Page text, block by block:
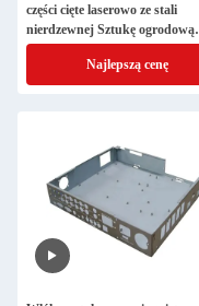
części cięte laserowo ze stali
nierdzewnej Sztukę ogrodową
Usługa cięcia laserowego metalu
zwierzęcego CNCNajlepszą cenę